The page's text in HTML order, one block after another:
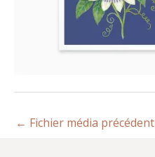
← Fichier média précédent